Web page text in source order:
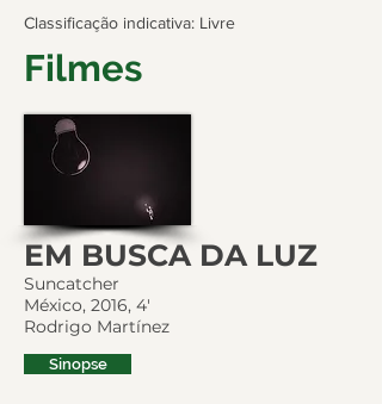
Classificação indicativa: Livre
Filmes
EM BUSCA DA LUZ
Suncatcher
México, 2016, 4'
Rodrigo Martínez
Sinopse